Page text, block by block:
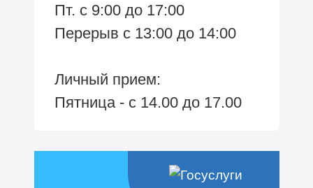
Пт. с 9:00 до 17:00
Перерыв с 13:00 до 14:00
Личный прием:
Пятница - с 14.00 до 17.00